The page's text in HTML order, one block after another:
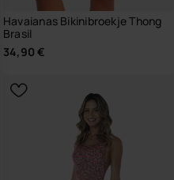
Havaianas Bikinibroekje Thong
Brasil
34,90 €